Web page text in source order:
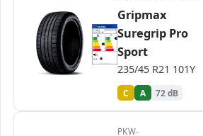
ENERG 1870744
Gripmax
GR2354521YSGPSXL
235/45 R21 101Y
C1
A
B
C C
D
E
A
A
B
C
D
E
72 dB
Gripmax
Suregrip Pro
Sport
235/45 R21 101Y
C A 72 dB
PKW-